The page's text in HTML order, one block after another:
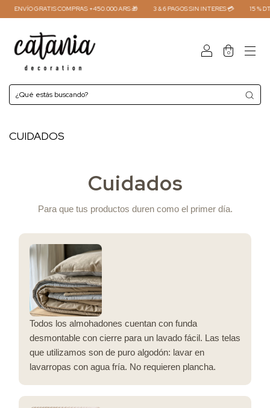
ENVÍO GRATIS COMPRAS +450.000 ARS 🎁 3 & 6 PAGOS SIN INTERES 💳 15 %
0
CUIDADOS
Cuidados
Para que tus productos duren como el primer día.
Todos los almohadones cuentan con funda
desmontable con cierre para un lavado fácil. Las telas
que utilizamos son de puro algodón: lavar en
lavarropas con agua fría. No requieren plancha.